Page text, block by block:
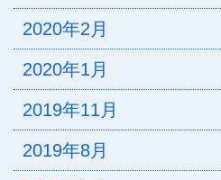
2020年2月
2020年1月
2019年11月
2019年8月